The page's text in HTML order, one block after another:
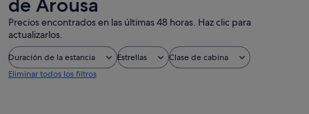
de Arousa
Precios encontrados en las últimas 48 horas. Haz clic para
actualizarlos.
Duración de la estancia Estrellas
Clase de cabina
Eliminar todos los filtros